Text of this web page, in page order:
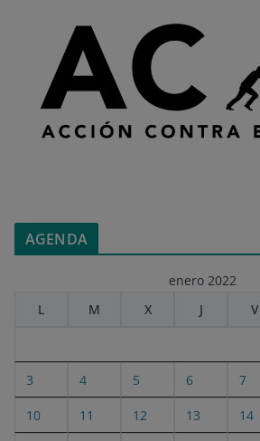
AGENDA
enero 2022
L
M X J V
3 4 5 6 7
10 11 12 13 14